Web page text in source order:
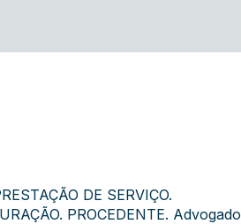
DE SERVIÇO.
PROCEDENTE. Advogado